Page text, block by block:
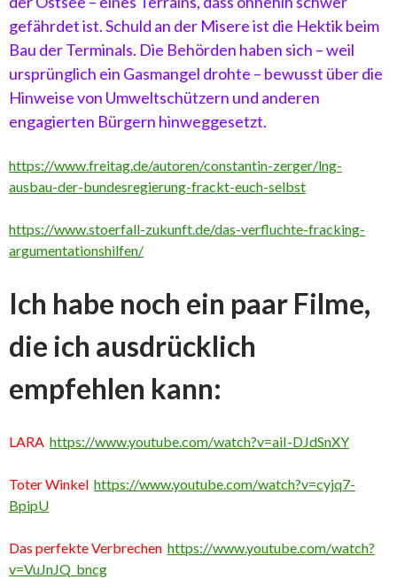
gefährdet ist. Schuld an der Misere ist die Hektik beim
Bau der Terminals. Die Behörden haben sich – weil
ursprünglich ein Gasmangel drohte – bewusst über die
Hinweise von Umweltschützern und anderen
engagierten Bürgern hinweggesetzt.
https://www.freitag.de/autoren/constantin-zerger/lng-
ausbau-der-bundesregierung-frackt-euch-selbst
https://www.stoerfall-zukunft.de/das-verfluchte-fracking-
argumentationshilfen/
Ich habe noch ein paar Filme,
die ich ausdrücklich
empfehlen kann:
LARA https://www.youtube.com/watch?v=aiI-DJdSnXY
Toter Winkel https://www.youtube.com/watch?v=cyjq7-
BpipU
Das perfekte Verbrechen https://www.youtube.com/watch?
v=VuJnJQ_bncg